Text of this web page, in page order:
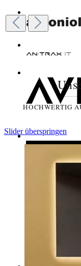
HOCHWERTIG
Slider überspringen